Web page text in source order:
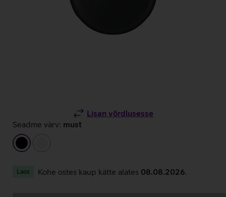
Lisan võrdlusesse
Seadme värv: must
must
Laos Kohe ostes kaup kätte alates 08.08.2026